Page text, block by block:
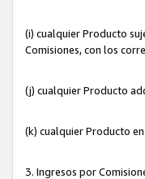
(i) cualquier Producto
Comisiones, con los
(j) cualquier Producto
(k) cualquier Producto
3. Ingresos por